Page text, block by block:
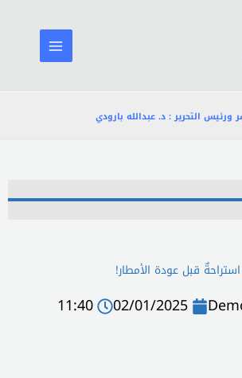
ورئيس التحرير : د. عبدالله بارودي
02/01/2025
11:40